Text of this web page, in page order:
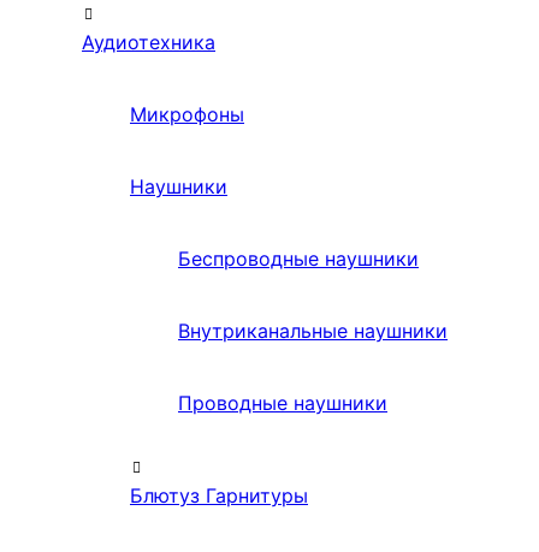
Аудиотехника
Микрофоны
Наушники
Беспроводные наушники
Внутриканальные наушники
Проводные наушники
Блютуз Гарнитуры